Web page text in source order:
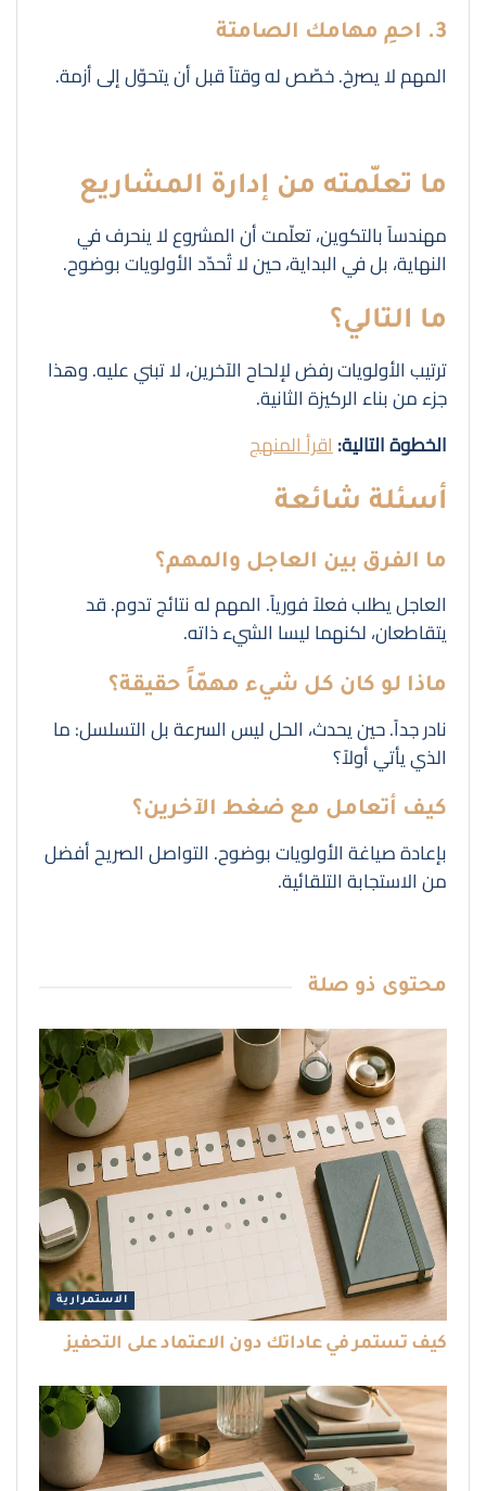
3. احمِ مهامك الصامتة
المهم لا يصرخ. خصّص له وقتاً قبل أن يتحوّل إلى أزمة.
ما تعلّمته من إدارة المشاريع
مهندساً بالتكوين، تعلّمت أن المشروع لا ينحرف في
النهاية، بل في البداية، حين لا تُحدّد الأولويات بوضوح.
ما التالي؟
ترتيب الأولويات رفض لإلحاح الآخرين، لا تبني عليه. وهذا
جزء من بناء الركيزة الثانية.
الخطوة التالية:اقرأ المنهج
أسئلة شائعة
ما الفرق بين العاجل والمهم؟
العاجل يطلب فعلاً فورياً. المهم له نتائج تدوم. قد
يتقاطعان، لكنهما ليسا الشيء ذاته.
ماذا لو كان كل شيء مهمّاً حقيقة؟
نادر جداً. حين يحدث، الحل ليس السرعة بل التسلسل: ما
الذي يأتي أولاً؟
كيف أتعامل مع ضغط الآخرين؟
بإعادة صياغة الأولويات بوضوح. التواصل الصريح أفضل
من الاستجابة التلقائية.
محتوى ذو صلة
الاستمرارية
كيف تستمر في عاداتك دون الاعتماد على التحفيز